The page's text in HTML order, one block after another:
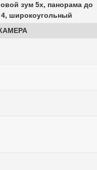
зум 5x, панорама до
4, широкоугольный